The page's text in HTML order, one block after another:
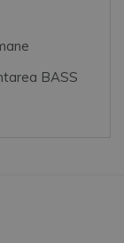
BASS